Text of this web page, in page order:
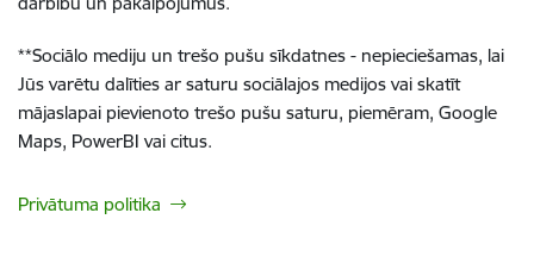
**Sociālo mediju un trešo pušu sīkdatnes - nepieciešamas, lai
Jūs varētu dalīties ar saturu sociālajos medijos vai skatīt
mājaslapai pievienoto trešo pušu saturu, piemēram, Google
Maps, PowerBI vai citus.
Privātuma politika